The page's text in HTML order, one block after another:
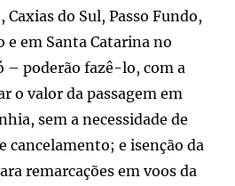
do Sul, Passo Fundo,
e em Santa Catarina no
– poderão fazê-lo, com a
o valor da passagem em
sem a necessidade de
cancelamento; e isenção da
remarcações em voos da